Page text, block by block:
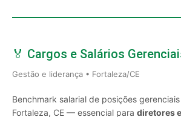
🏅 Cargos e Salários
Gestão e liderança • Fortaleza/CE
Benchmark salarial de posições
Fortaleza, CE — essencial para diretores